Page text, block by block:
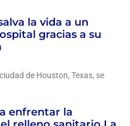
la vida a un
gracias a su
de Houston, Texas, se
enfrentar la